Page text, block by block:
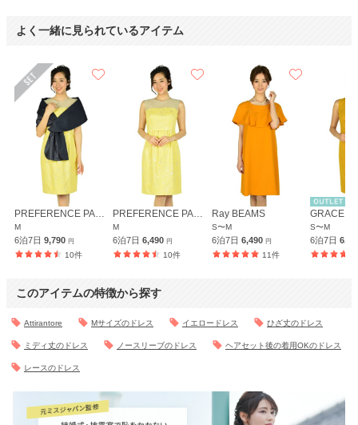
よく一緒に見られているアイテム
M
6泊7日 9,790 円
10件
M
6泊7日6,490円
10件
Ray BEAMS
S〜M
6泊7日 6,490 円
11件
S〜M
6泊7日
このアイテムの特徴から探す
Attirantore Mサイズのドレス イエロードレス ひざ丈のドレス
ミディ丈のドレス ノースリーブのドレス ヘアセット後の着用OKのドレス
レースのドレス